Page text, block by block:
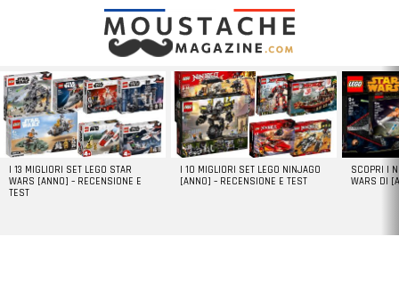
LATEST
STORIES
I 13 MIGLIORI SET LEGO STAR
WARS [ANNO] – RECENSIONE E
TEST
I 10 MIGLIORI SET LEGO NINJAGO
[ANNO] – RECENSIONE E TEST
SCOPRI I
WARS DI